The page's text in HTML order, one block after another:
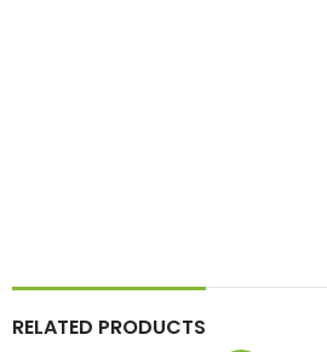
RELATED PRODUCTS